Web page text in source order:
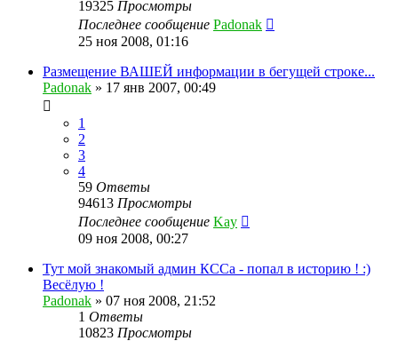
19325 Просмотры
Последнее сообщение Padonak
25 ноя 2008, 01:16
Размещение ВАШЕЙ информации в бегущей строке...
Padonak » 17 янв 2007, 00:49
1
2
3
4
59 Ответы
94613 Просмотры
Последнее сообщение Kay
09 ноя 2008, 00:27
Тут мой знакомый админ КССа - попал в историю ! :)
Весёлую !
Padonak » 07 ноя 2008, 21:52
1 Ответы
10823 Просмотры